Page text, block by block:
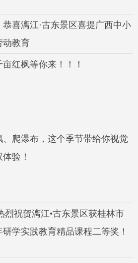
恭喜漓江·古东景区喜提广西中小
动教育
亩红枫等你来！！！
、爬瀑布，这个季节带给你视觉
验！
烈祝贺漓江•古东景区获桂林市
研学实践教育精品课程二等奖！